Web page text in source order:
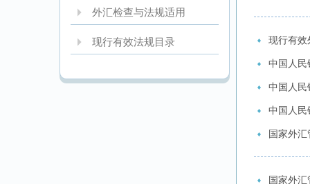
外汇检查与法规适用
现行有效法规目录 现行有效
中国人民
中国人民
中国人民
国家外
国家外